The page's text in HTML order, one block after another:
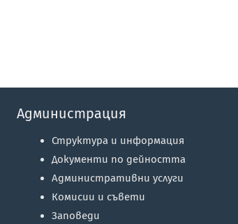
Администрация
Структура и информация
Документи по дейността
Административни услуги
Комисии и съвети
Заповеди